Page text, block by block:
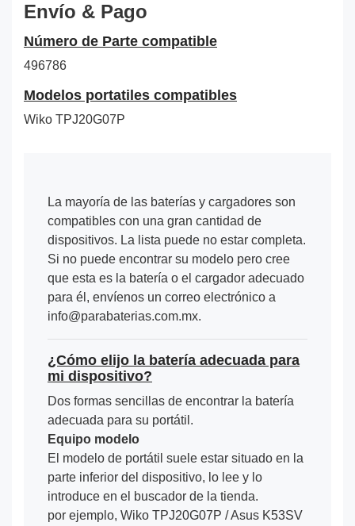
Envío & Pago
Número de Parte compatible
496786
Modelos portatiles compatibles
Wiko TPJ20G07P
La mayoría de las baterías y cargadores son
compatibles con una gran cantidad de
dispositivos. La lista puede no estar completa.
Si no puede encontrar su modelo pero cree
que esta es la batería o el cargador adecuado
para él, envíenos un correo electrónico a
info@parabaterias.com.mx.
¿Cómo elijo la batería adecuada para
mi dispositivo?
Dos formas sencillas de encontrar la batería
adecuada para su portátil.
Equipo modelo
El modelo de portátil suele estar situado en la
parte inferior del dispositivo, lo lee y lo
introduce en el buscador de la tienda.
por ejemplo, Wiko TPJ20G07P / Asus K53SV